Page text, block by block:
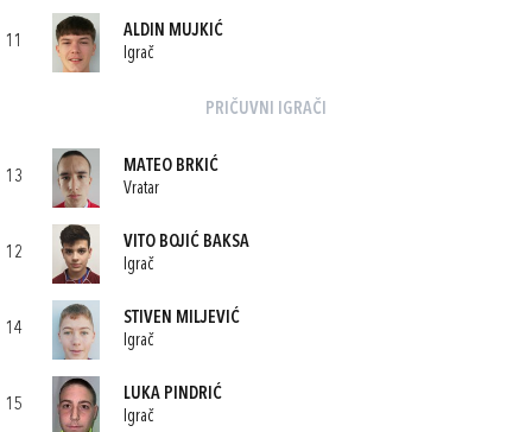
11
ALDIN MUJKIĆ
Igrač
PRIČUVNI IGRAČI
13
MATEO BRKIĆ
Vratar
12
VITO BOJIĆ BAKSA
Igrač
14
STIVEN MILJEVIĆ
Igrač
15
LUKA PINDRIĆ
Igrač